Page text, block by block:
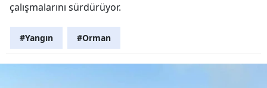
çalışmalarını sürdürüyor.
#Yangın #Orman